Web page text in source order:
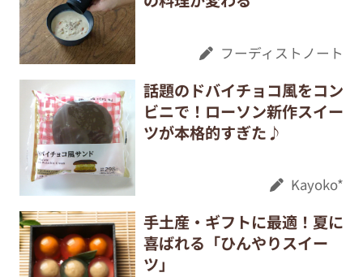
フーディストノート
話題のドバイチョコ風をコン
ビニで！ローソン新作スイー
ツが本格的すぎた♪
Kayoko*
手土産・ギフトに最適！夏に
喜ばれる「ひんやりスイー
ツ」